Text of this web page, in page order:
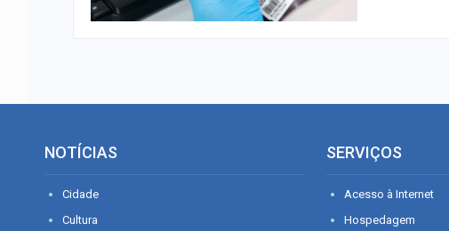
NOTÍCIAS
Cidade
Cultura
SERVIÇOS
Acesso à Internet
Hospedagem